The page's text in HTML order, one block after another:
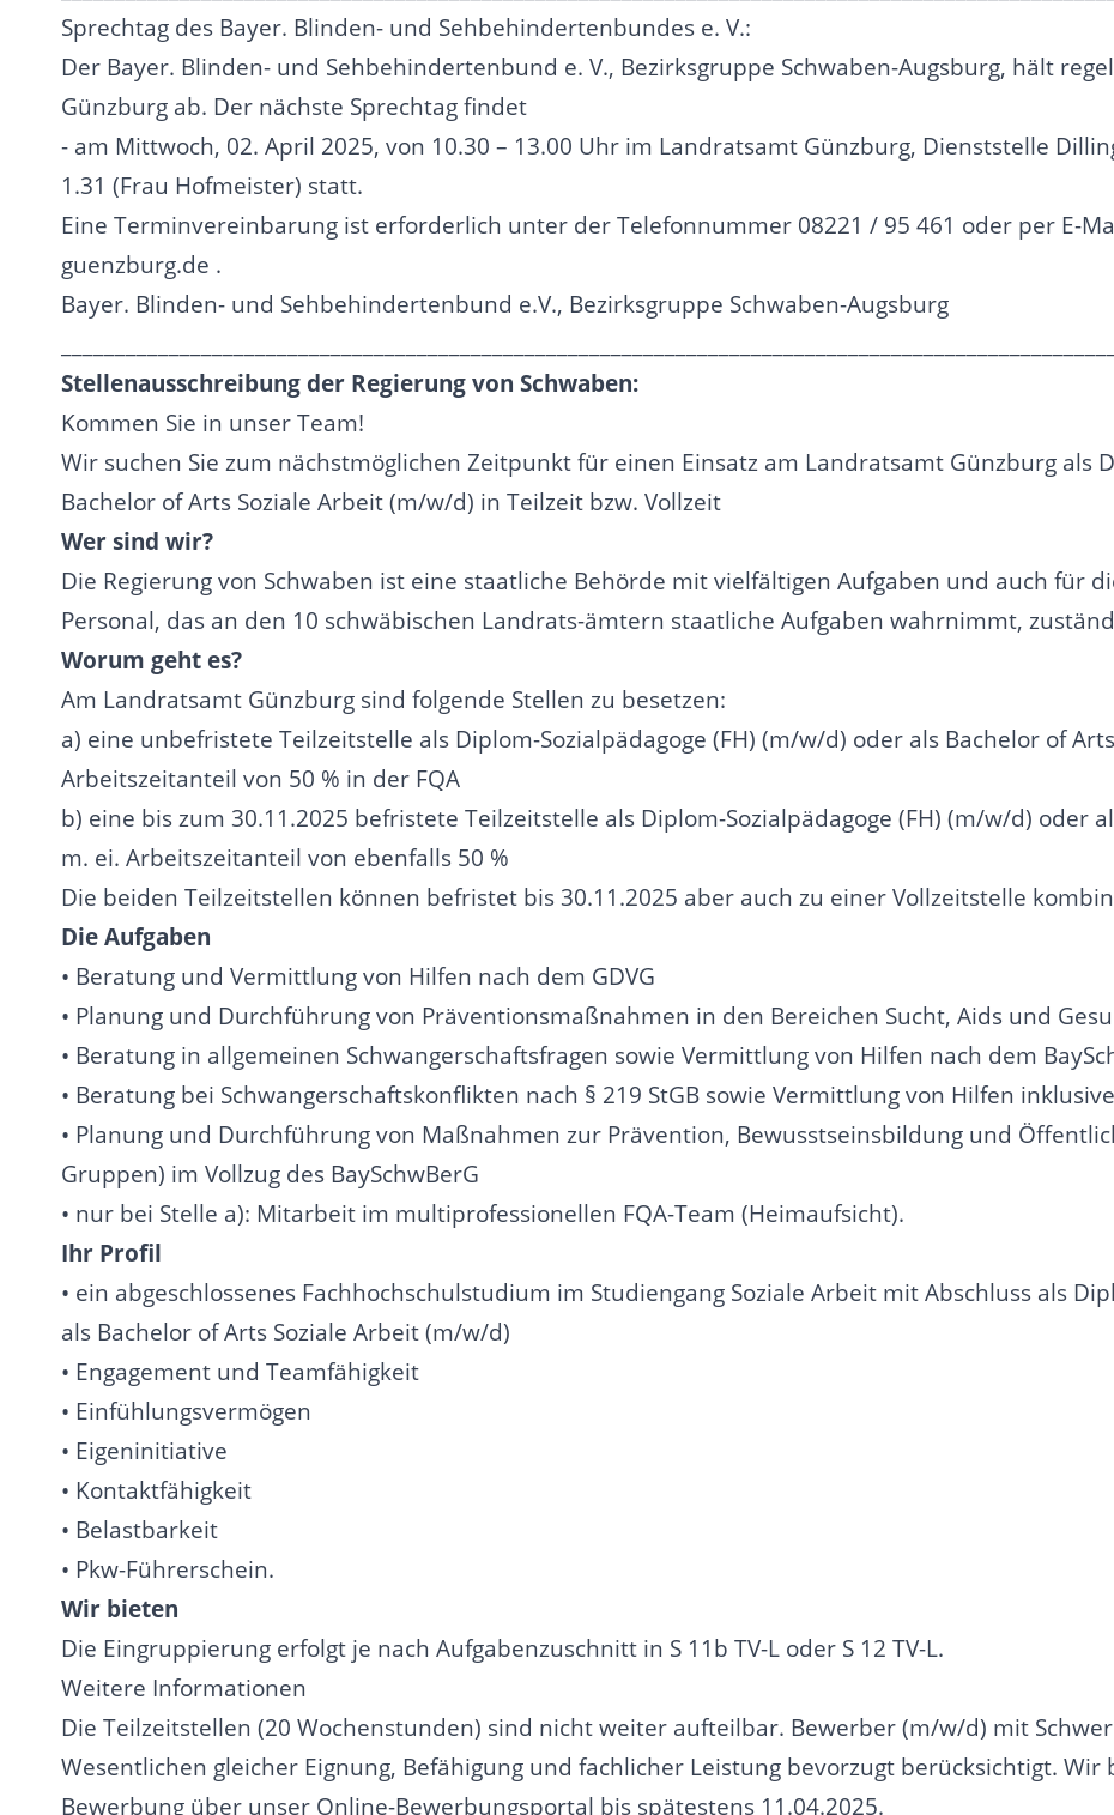
Sprechtag des Bayer. Blinden- und Sehbehindertenbundes e. V.:
Der Bayer. Blinden- und Sehbehindertenbund e. V., Bezirksgruppe Schwaben-Augsburg, hält
Günzburg ab. Der nächste Sprechtag findet
- am Mittwoch, 02. April 2025, von 10.30 – 13.00 Uhr im Landratsamt Günzburg, Dienststelle
1.31 (Frau Hofmeister) statt.
Eine Terminvereinbarung ist erforderlich unter der Telefonnummer 08221 / 95 461 oder per E-
guenzburg.de .
Bayer. Blinden- und Sehbehindertenbund e.V., Bezirksgruppe Schwaben-Augsburg
Stellenausschreibung der Regierung von Schwaben:
Kommen Sie in unser Team!
Wir suchen Sie zum nächstmöglichen Zeitpunkt für einen Einsatz am Landratsamt Günzburg als
Bachelor of Arts Soziale Arbeit (m/w/d) in Teilzeit bzw. Vollzeit
Wer sind wir?
Die Regierung von Schwaben ist eine staatliche Behörde mit vielfältigen Aufgaben und auch für
Personal, das an den 10 schwäbischen Landrats-ämtern staatliche Aufgaben wahrnimmt,
Worum geht es?
Am Landratsamt Günzburg sind folgende Stellen zu besetzen:
a) eine unbefristete Teilzeitstelle als Diplom-Sozialpädagoge (FH) (m/w/d) oder als Bachelor of
Arbeitszeitanteil von 50 % in der FQA
b) eine bis zum 30.11.2025 befristete Teilzeitstelle als Diplom-Sozialpädagoge (FH) (m/w/d) oder
m. ei. Arbeitszeitanteil von ebenfalls 50 %
Die beiden Teilzeitstellen können befristet bis 30.11.2025 aber auch zu einer Vollzeitstelle
Die Aufgaben
• Beratung und Vermittlung von Hilfen nach dem GDVG
• Planung und Durchführung von Präventionsmaßnahmen in den Bereichen Sucht, Aids und
• Beratung in allgemeinen Schwangerschaftsfragen sowie Vermittlung von Hilfen nach dem
• Beratung bei Schwangerschaftskonflikten nach § 219 StGB sowie Vermittlung von Hilfen
• Planung und Durchführung von Maßnahmen zur Prävention, Bewusstseinsbildung und
Gruppen) im Vollzug des BaySchwBerG
• nur bei Stelle a): Mitarbeit im multiprofessionellen FQA-Team (Heimaufsicht).
Ihr Profil
• ein abgeschlossenes Fachhochschulstudium im Studiengang Soziale Arbeit mit Abschluss als
als Bachelor of Arts Soziale Arbeit (m/w/d)
• Engagement und Teamfähigkeit
• Einfühlungsvermögen
• Eigeninitiative
• Kontaktfähigkeit
• Belastbarkeit
• Pkw-Führerschein.
Wir bieten
Die Eingruppierung erfolgt je nach Aufgabenzuschnitt in S 11b TV-L oder S 12 TV-L.
Weitere Informationen
Die Teilzeitstellen (20 Wochenstunden) sind nicht weiter aufteilbar. Bewerber (m/w/d) mit
Wesentlichen gleicher Eignung, Befähigung und fachlicher Leistung bevorzugt berücksichtigt.
Bewerbung über unser Online-Bewerbungsportal bis spätestens 11.04.2025.